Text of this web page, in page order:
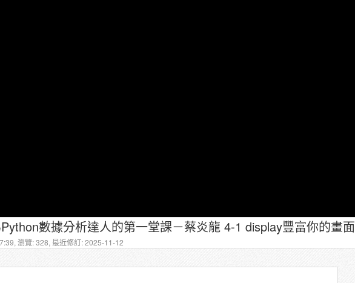
數據分析達人的第一堂課－蔡炎龍 4-1 display豐富你的畫面
瀏覽: 328, 最近修訂: 2025-11-12